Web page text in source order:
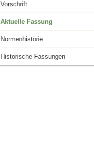
Vorschrift
Aktuelle Fassung
Normenhistorie
Historische Fassungen